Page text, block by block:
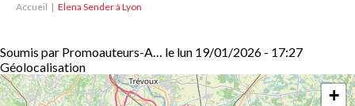
Accueil Elena Sender à Lyon
Soumis par Promoauteurs-A… le lun 19/01/2026 - 17:27
Géolocalisation
+